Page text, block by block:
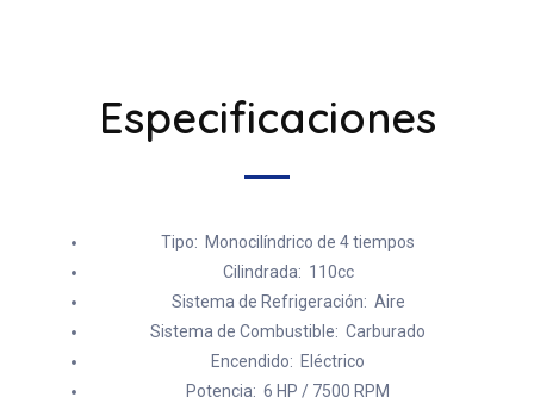
Especificaciones
Tipo: Monocilíndrico de 4 tiempos
Cilindrada: 110cc
Sistema de Refrigeración: Aire
Sistema de Combustible: Carburado
Encendido: Eléctrico
Potencia: 6 HP / 7500 RPM